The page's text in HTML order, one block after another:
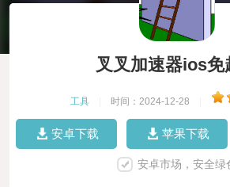
叉叉加速器ios免
工具 时间：2024-12-28
安卓下载 苹果下载
安卓市场，安全绿